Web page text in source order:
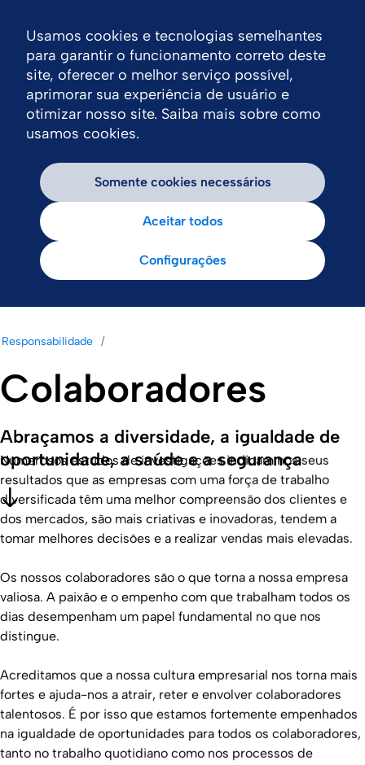
Responsabilidade
Colaboradores
Abraçamos a diversidade, a igualdade de
oportunidade, a saúde e a segurança
Numerosos estudos de investigações indicam nos seus
resultados que as empresas com uma força de trabalho
diversificada têm uma melhor compreensão dos clientes e
dos mercados, são mais criativas e inovadoras, tendem a
tomar melhores decisões e a realizar vendas mais elevadas.
Os nossos colaboradores são o que torna a nossa empresa
valiosa. A paixão e o empenho com que trabalham todos os
dias desempenham um papel fundamental no que nos
distingue.
Acreditamos que a nossa cultura empresarial nos torna mais
fortes e ajuda-nos a atrair, reter e envolver colaboradores
talentosos. É por isso que estamos fortemente empenhados
na igualdade de oportunidades para todos os colaboradores,
tanto no trabalho quotidiano como nos processos de
Usamos cookies e tecnologias semelhantes
para garantir o funcionamento correto deste
site, oferecer o melhor serviço possível,
aprimorar sua experiência de usuário e
otimizar nosso site. Saiba mais sobre como
usamos cookies.
Somente cookies necessários
Aceitar todos
Configurações